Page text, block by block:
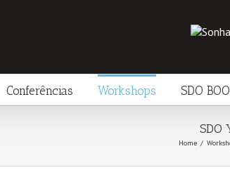
Conferências Workshops SDO
SDO
Home /